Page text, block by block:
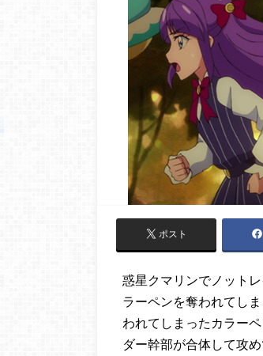
ポスト
惑星クマリンでノット
ラーペンを奪われてし
われてしまったカラー
ダー幹部が合体して攻